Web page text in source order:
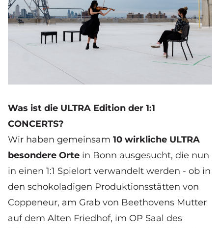
Was ist die ULTRA Edition der 1:1
CONCERTS?
Wir haben gemeinsam 10 wirkliche ULTRA
besondere Orte in Bonn ausgesucht, die nun
in einen 1:1 Spielort verwandelt werden - ob in
den schokoladigen Produktionsstätten von
Coppeneur, am Grab von Beethovens Mutter
auf dem Alten Friedhof, im OP Saal des